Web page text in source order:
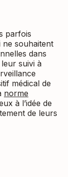
parfois
souhaitent
dans
suivi à
médical de
norme
à l’idée de
de leurs